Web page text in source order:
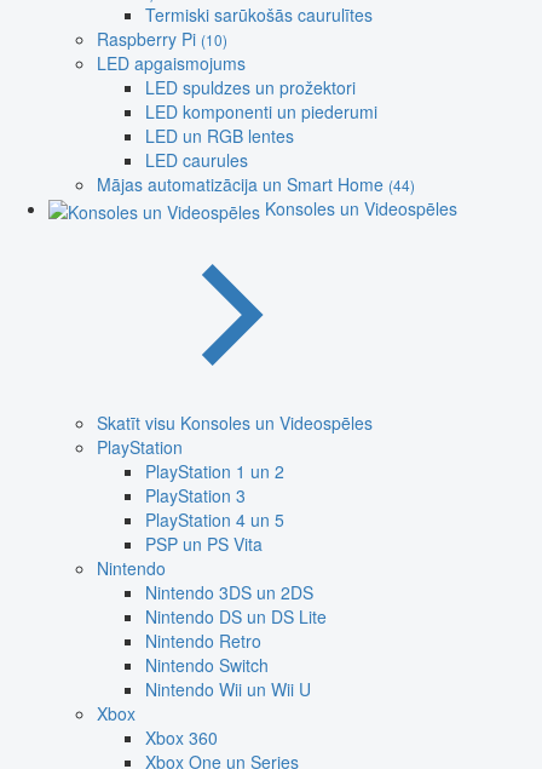
Termiski sarūkošās caurulītes
Raspberry Pi (10)
LED apgaismojums
LED spuldzes un prožektori
LED komponenti un piederumi
LED un RGB lentes
LED caurules
Mājas automatizācija un Smart Home (44)
Konsoles un Videospēles
Skatīt visu Konsoles un Videospēles
PlayStation
PlayStation 1 un 2
PlayStation 3
PlayStation 4 un 5
PSP un PS Vita
Nintendo
Nintendo 3DS un 2DS
Nintendo DS un DS Lite
Nintendo Retro
Nintendo Switch
Nintendo Wii un Wii U
Xbox
Xbox 360
Xbox One un Series